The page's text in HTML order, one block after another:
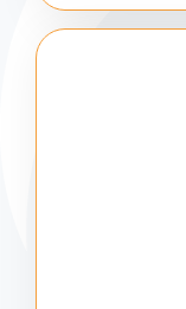
met de 24/7